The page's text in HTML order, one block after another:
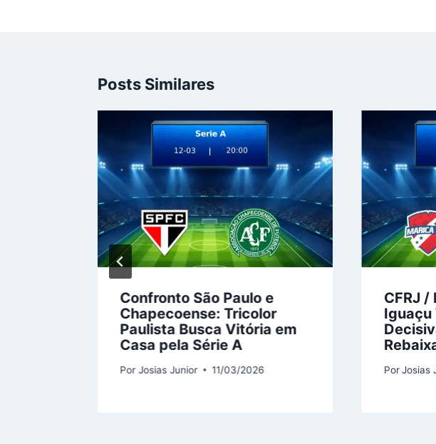
Posts Similares
Confronto São Paulo e
Chapecoense: Tricolor
Paulista Busca Vitória em
Casa pela Série A
PorJosias Junior 11/03/2026
CFRJ /
Iguaçu
PorJosias